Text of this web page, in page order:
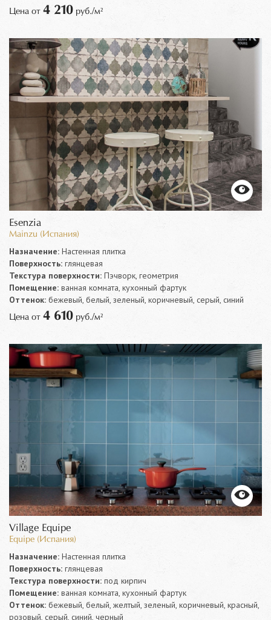
Цена от 4 210 руб./м²
Esenzia
Mainzu (Испания)
Назначение: Настенная плитка
Поверхность: глянцевая
Текстура поверхности: Пэчворк, геометрия
Помещение: ванная комната, кухонный фартук
Оттенок: бежевый, белый, зеленый, коричневый, серый, синий
Цена от 4 610 руб./м²
Village Equipe
Equipe (Испания)
Назначение: Настенная плитка
Поверхность: глянцевая
Текстура поверхности: под кирпич
Помещение: ванная комната, кухонный фартук
Оттенок: бежевый, белый, желтый, зеленый, коричневый, красный,
розовый, серый, синий, черный